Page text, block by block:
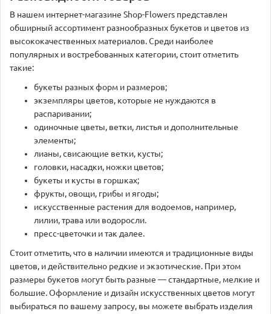
В нашем интернет-магазине Shop-Flowers представлен
обширный ассортимент разнообразных букетов и цветов из
высококачественных материалов. Среди наиболее
популярных и востребованных категории, стоит отметить
такие:
букеты разных форм и размеров;
экземпляры цветов, которые не нуждаются в
распаривании;
одиночные цветы, ветки, листья и дополнительные
элементы;
лианы, свисающие ветки, кусты;
головки, насадки, ножки цветов;
букеты и кусты в горшках;
фрукты, овощи, грибы и ягоды;
искусственные растения для водоемов, например,
лилии, трава или водоросли.
пресс-цветочки и так далее.
Стоит отметить, что в наличии имеются и традиционные виды
цветов, и действительно редкие и экзотические. При этом
размеры букетов могут быть разные — стандартные, мелкие и
большие. Оформление и дизайн искусственных цветов могут
выбираться по вашему запросу, вы можете выбрать изделия